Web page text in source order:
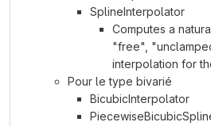
SplineInterpolator
Computes a
"free",
interpolation for
Pour le type bivarié
BicubicInterpolator